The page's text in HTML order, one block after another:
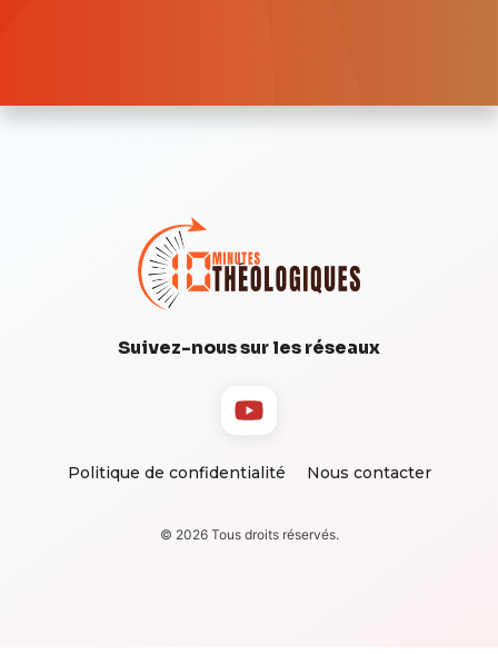
Suivez-nous sur les réseaux
Politique de confidentialité Nous contacter
© 2026 Tous droits réservés.